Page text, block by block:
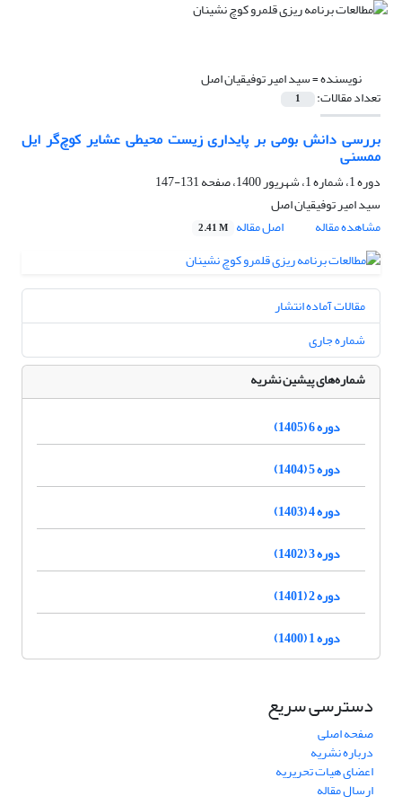
نویسنده =سید امیر توفیقیان اصل
تعداد مقالات: 1
بررسی دانش بومی بر پایداری زیست محیطی عشایر کوچ‌گر ایل
ممسنی
دوره 1، شماره 1، شهریور 1400، صفحه
131-147
سید امیر توفیقیان اصل
مشاهده مقاله
اصل مقاله 2.41 M
مقالات آماده انتشار
شماره جاری
شماره‌های پیشین نشریه
دوره 6 (1405)
دوره 5 (1404)
دوره 4 (1403)
دوره 3 (1402)
دوره 2 (1401)
دوره 1 (1400)
دسترسی سریع
صفحه اصلی
درباره نشریه
اعضای هیات تحریریه
ارسال مقاله